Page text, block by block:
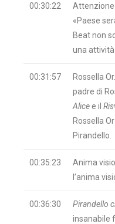
00:30:22
Attenzione
«Paese
Beat non
una
00:31:57 Rossella Or.
padre di
Alicee il
Rossella
Pirandello.
00:35:23
Anima
l’anima
00:36:30 Pirandello
insanabile